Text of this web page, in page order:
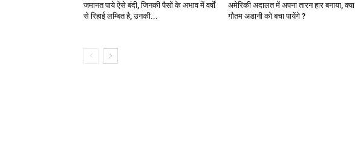
जमानत पाये ऐसे बंदी, जिनकी पैसों के अभाव में वर्षों
से रिहाई लम्बित है, उनकी...
अमेरिकी अदालत में अपना तारन हार बनाया, क्या
गौतम अडानी को बचा पायेंगे ?